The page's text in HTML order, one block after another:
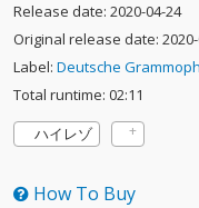
Release date: 2020-04-24
Original release date:
Label: Deutsche
Total runtime: 02:11
ハイレゾ
How To Buy